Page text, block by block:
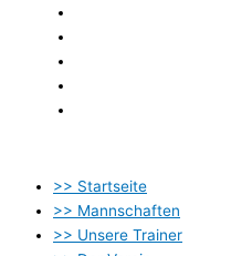
>> Startseite
>> Mannschaften
>> Unsere Trainer